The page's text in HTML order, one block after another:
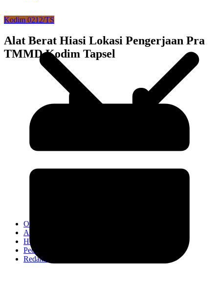
OPINI
Advertorial
Headline
Pedoman Media Ciber
Redaksi
Kodim 0212/TS
Alat Berat Hiasi Lokasi Pengerjaan Pra
TMMD Kodim Tapsel